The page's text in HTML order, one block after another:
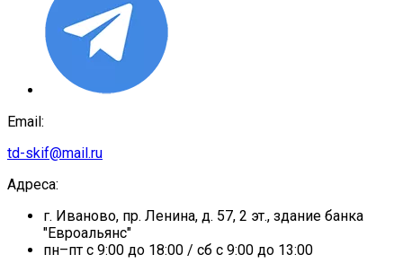
Email:
td-skif@mail.ru
Адреса:
г. Иваново, пр. Ленина, д. 57, 2 эт., здание банка
"Евроальянс"
пн–пт с 9:00 до 18:00 / сб с 9:00 до 13:00